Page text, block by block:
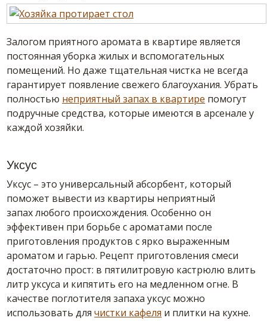
Залогом приятного аромата в квартире является
постоянная уборка жилых и вспомогательных
помещений. Но даже тщательная чистка не всегда
гарантирует появление свежего благоухания. Убрать
полностью неприятный запах в квартире помогут
подручные средства, которые имеются в арсенале у
каждой хозяйки.
Уксус
Уксус – это универсальный абсорбент, который
поможет вывести из квартиры неприятный
запах любого происхождения. Особенно он
эффективен при борьбе с ароматами после
приготовления продуктов с ярко выраженным
ароматом и гарью. Рецепт приготовления смеси
достаточно прост: в пятилитровую кастрюлю влить
литр уксуса и кипятить его на медленном огне. В
качестве поглотителя запаха уксус можно
использовать длячистки кафеля и плитки на кухне.